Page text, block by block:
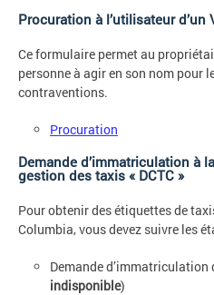
Procuration à l’utilisateur d’un
Ce formulaire permet au
personne à agir en son nom pour
contraventions.
Procuration
Demande d’immatriculation à
gestion des taxis « DCTC »
Pour obtenir des étiquettes de
Columbia, vous devez suivre les
Demande d’immatriculation
indisponible)